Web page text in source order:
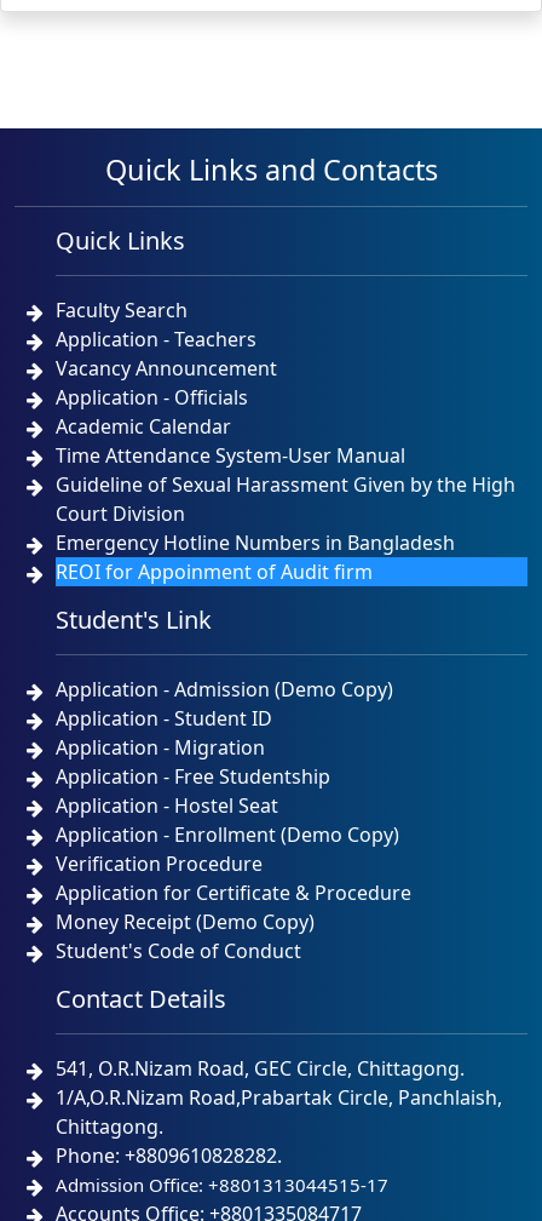
Quick Links and Contacts
Quick Links
Faculty Search
Application - Teachers
Vacancy Announcement
Application - Officials
Academic Calendar
Time Attendance System-User Manual
Guideline of Sexual Harassment Given by the High
Court Division
Emergency Hotline Numbers in Bangladesh
REOI for Appoinment of Audit firm
Student's Link
Application - Admission (Demo Copy)
Application - Student ID
Application - Migration
Application - Free Studentship
Application - Hostel Seat
Application - Enrollment (Demo Copy)
Verification Procedure
Application for Certificate & Procedure
Money Receipt (Demo Copy)
Student's Code of Conduct
Contact Details
541, O.R.Nizam Road, GEC Circle, Chittagong.
1/A,O.R.Nizam Road,Prabartak Circle, Panchlaish,
Chittagong.
Phone: +8809610828282.
Admission Office: +8801313044515-17
Accounts Office: +8801335084717